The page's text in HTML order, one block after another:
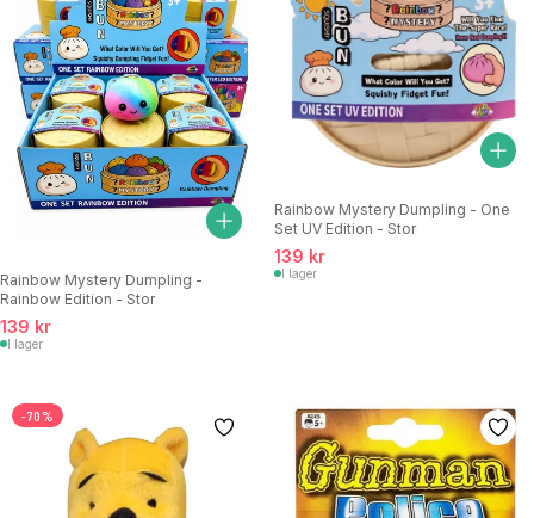
Rainbow Mystery Dumpling -
Rainbow Edition - Stor
139 kr
I lager
Rainbow Mystery Dumpling - One
Set UV Edition - Stor
139 kr
I lager
-70%